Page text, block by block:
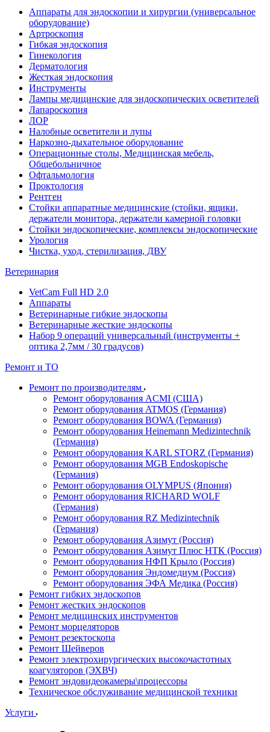
Аппараты для эндоскопии и хирургии (универсальное
оборудование)
Артроскопия
Гибкая эндоскопия
Гинекология
Дерматология
Жесткая эндоскопия
Инструменты
Лампы медицинские для эндоскопических осветителей
Лапароскопия
ЛОР
Налобные осветители и лупы
Наркозно-дыхательное оборудование
Операционные столы, Медицинская мебель,
Общебольничное
Офтальмология
Проктология
Рентген
Стойки аппаратные медицинские (стойки, ящики,
держатели монитора, держатели камерной головки
Стойки эндоскопические, комплексы эндоскопические
Урология
Чистка, уход, стерилизация, ДВУ
Ветеринария
VetCam Full HD 2.0
Аппараты
Ветеринарные гибкие эндоскопы
Ветеринарные жесткие эндоскопы
Набор 9 операций универсальный (инструменты +
оптика 2,7мм / 30 градусов)
Ремонт и ТО
Ремонт по производителям
Ремонт оборудования ACMI (США)
Ремонт оборудования ATMOS (Германия)
Ремонт оборудования BOWA (Германия)
Ремонт оборудования Heinemann Medizintechnik
(Германия)
Ремонт оборудования KARL STORZ (Германия)
Ремонт оборудования MGB Endoskopische
(Германия)
Ремонт оборудования OLYMPUS (Япония)
Ремонт оборудования RICHARD WOLF
(Германия)
Ремонт оборудования RZ Medizintechnik
(Германия)
Ремонт оборудования Азимут (Россия)
Ремонт оборудования Азимут Плюс НТК (Россия)
Ремонт оборудования НФП Крыло (Россия)
Ремонт оборудования Эндомедиум (Россия)
Ремонт оборудования ЭФА Медика (Россия)
Ремонт гибких эндоскопов
Ремонт жестких эндоскопов
Ремонт медицинских инструментов
Ремонт морцеляторов
Ремонт резектоскопа
Ремонт Шейверов
Ремонт электрохирургических высокочастотных
коагуляторов (ЭХВЧ)
Ремонт эндовидеокамеры\процессоры
Техническое обслуживание медицинской техники
Услуги